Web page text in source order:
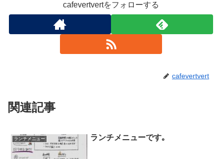
cafevertvertをフォローする
cafevertvert
関連記事
ランチメニュー ランチメニューです｡